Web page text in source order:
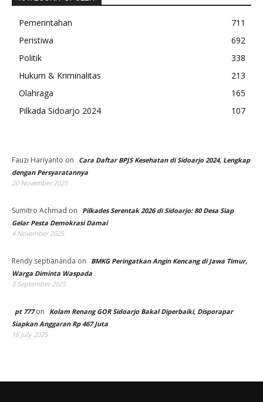
Pemerintahan
711
Peristiwa
692
Politik
338
Hukum & Kriminalitas
213
Olahraga
165
Pilkada Sidoarjo 2024
107
Fauzi Hariyanto on
Cara Daftar BPJS Kesehatan di Sidoarjo 2024, Lengkap
dengan Persyaratannya
20 November 2025
Sumitro Achmad on
Pilkades Serentak 2026 di Sidoarjo: 80 Desa Siap
Gelar Pesta Demokrasi Damai
4 November 2025
Rendy septiananda on
BMKG Peringatkan Angin Kencang di Jawa Timur,
Warga Diminta Waspada
3 September 2025
pt 777on
Kolam Renang GOR Sidoarjo Bakal Diperbaiki, Disporapar
Siapkan Anggaran Rp 467 Juta
16 July 2025